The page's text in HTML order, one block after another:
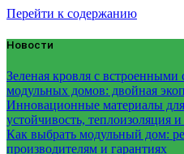
Перейти к содержанию
Новости
Зеленая кровля с
модульных домов: двойная
Инновационные материалы
устойчивость, теплоизоляция
Как выбрать модульный дом:
производителям и гарантиях